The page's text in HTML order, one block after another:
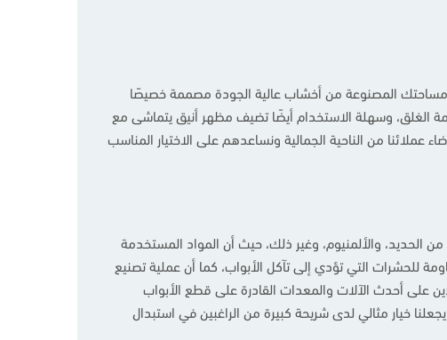
مساحتك المصنوعة من أخشاب عالية الجودة مصممة خصيصًا
الغلق، وسهلة الاستخدام أيضًا تضيف مظهر أنيق يتماشى مع
عملائنا من الناحية الجمالية ونساعدهم على الاختيار المناسب
من الحديد، والألمنيوم، وغير ذلك، حيث أن المواد المستخدمة
للحشرات التي تؤدي إلى تآكل الأبواب، كما أن عملية تصنيع
على أحدث الآلات والمعدات القادرة على قطع الأبواب
خيار مثالي لدى شريحة كبيرة من الراغبين في استبدال